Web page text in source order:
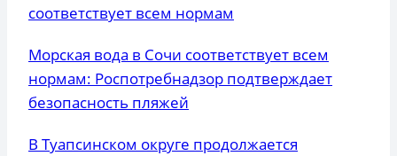
соответствует всем нормам
Морская вода в Сочи соответствует всем
нормам: Роспотребнадзор подтверждает
безопасность пляжей
В Туапсинском округе продолжается